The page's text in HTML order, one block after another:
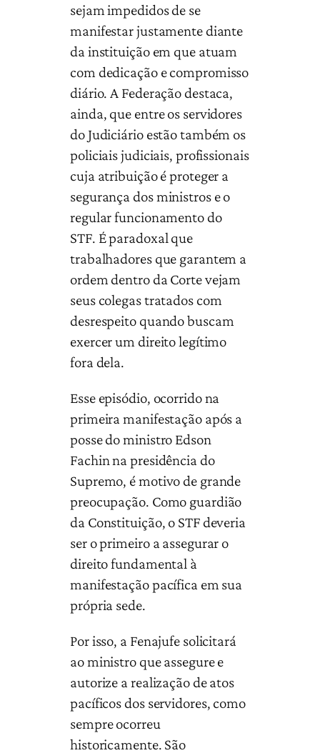
sejam impedidos de se
manifestar justamente diante
da instituição em que atuam
com dedicação e compromisso
diário. A Federação destaca,
ainda, que entre os servidores
do Judiciário estão também os
policiais judiciais, profissionais
cuja atribuição é proteger a
segurança dos ministros e o
regular funcionamento do
STF. É paradoxal que
trabalhadores que garantem a
ordem dentro da Corte vejam
seus colegas tratados com
desrespeito quando buscam
exercer um direito legítimo
fora dela.
Esse episódio, ocorrido na
primeira manifestação após a
posse do ministro Edson
Fachin na presidência do
Supremo, é motivo de grande
preocupação. Como guardião
da Constituição, o STF deveria
ser o primeiro a assegurar o
direito fundamental à
manifestação pacífica em sua
própria sede.
Por isso, a Fenajufe solicitará
ao ministro que assegure e
autorize a realização de atos
pacíficos dos servidores, como
sempre ocorreu
historicamente. São